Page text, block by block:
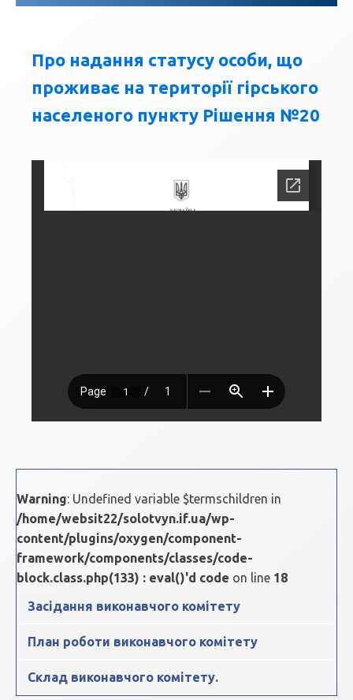
Про надання статусу особи, що
проживає на території гірського
населеного пункту Рішення №20
Warning: Undefined variable $termschildren in
/home/websit22/solotvyn.if.ua/wp-
content/plugins/oxygen/component-
framework/components/classes/code-
block.class.php(133) : eval()'d code on line 18
Засідання виконавчого комітету
План роботи виконавчого комітету
Склад виконавчого комітету.